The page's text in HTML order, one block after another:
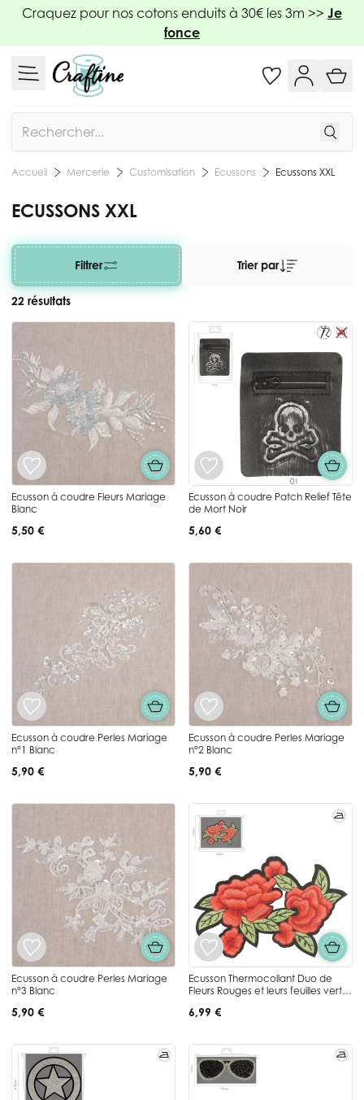
Allez au contenu
Craquez pour nos cotons enduits à 30€ les 3m >> Je
fonce
Accueil Mercerie Customisation Ecussons Ecussons XXL
ECUSSONS XXL
Filtrer
22 résultats
Trier par
Ecusson à coudre Fleurs Mariage
Blanc
5,50 €
Ecusson à coudre Patch Relief Tête
de Mort Noir
5,60 €
Ecusson à coudre Perles Mariage
n°1 Blanc
5,90 €
Ecusson à coudre Perles Mariage
n°2 Blanc
5,90 €
Ecusson à coudre Perles Mariage
n°3 Blanc
5,90 €
Ecusson Thermocollant Duo de
Fleurs Rouges et leurs feuilles vertes
6,99 €